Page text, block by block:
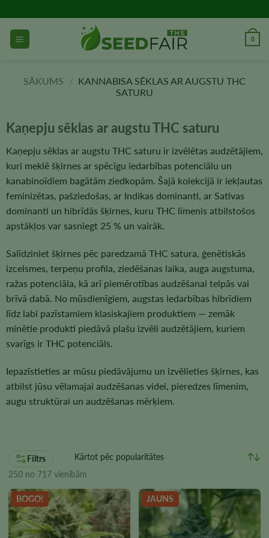
uz
saturu
0
SĀKUMS / KANNABISA SĒKLAS AR AUGSTU THC
SATURU
Kaņepju sēklas ar augstu THC saturu
Kaņepju sēklas ar augstu THC saturu ir izvēlētas audzētājiem,
kuri meklē šķirnes ar spēcīgu iedarbības potenciālu un
kanabinoīdiem bagātām ziedkopām. Šajā kolekcijā ir iekļautas
feminizētas, pašziedošas, ar Indikas dominanti, ar Sativas
dominanti un hibrīdās šķirnes, kuru THC līmenis atbilstošos
apstākļos var sasniegt 25 % un vairāk.
Salīdziniet šķirnes pēc paredzamā THC satura, ģenētiskās
izcelsmes, terpeņu profila, ziedēšanas laika, auga augstuma,
ražas potenciāla, kā arī piemērotības audzēšanai telpās vai
brīvā dabā. No mūsdienīgiem, augstas iedarbības hibrīdiem
līdz labi pazīstamiem klasiskajiem produktiem — zemāk
minētie produkti piedāvā plašu izvēli audzētājiem, kuriem
svarīgs ir THC potenciāls.
Iepazīstieties ar mūsu piedāvājumu un izvēlieties šķirnes, kas
atbilst jūsu vēlamajai audzēšanas videi, pieredzes līmenim,
augu struktūrai un audzēšanas mērķiem.
Filtrs
250 no 717 vienībām
BOGO! JAUNS